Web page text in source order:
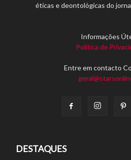
éticas e deontológicas do
Informações
Política de
Entre em contacto
DESTAQUES